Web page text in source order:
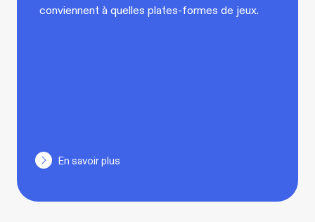
conviennent à quelles plates-formes de jeux.
En savoir plus